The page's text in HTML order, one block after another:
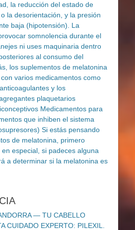
— TU CABELLO
CUIDADO EXPERTO: PILEXIL.